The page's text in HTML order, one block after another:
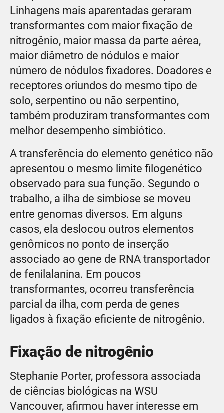
Linhagens mais aparentadas geraram
transformantes com maior fixação de
nitrogênio, maior massa da parte aérea,
maior diâmetro de nódulos e maior
número de nódulos fixadores. Doadores e
receptores oriundos do mesmo tipo de
solo, serpentino ou não serpentino,
também produziram transformantes com
melhor desempenho simbiótico.
A transferência do elemento genético não
apresentou o mesmo limite filogenético
observado para sua função. Segundo o
trabalho, a ilha de simbiose se moveu
entre genomas diversos. Em alguns
casos, ela deslocou outros elementos
genômicos no ponto de inserção
associado ao gene de RNA transportador
de fenilalanina. Em poucos
transformantes, ocorreu transferência
parcial da ilha, com perda de genes
ligados à fixação eficiente de nitrogênio.
Fixação de nitrogênio
Stephanie Porter, professora associada
de ciências biológicas na WSU
Vancouver, afirmou haver interesse em